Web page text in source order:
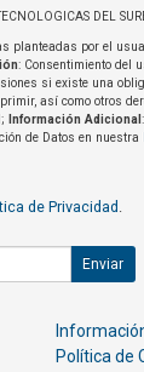
DEL
planteadas por el
: Consentimiento del
si existe una
así como otros
Información Adicional
de Datos en nuestra
de Privacidad
Enviar
Política de